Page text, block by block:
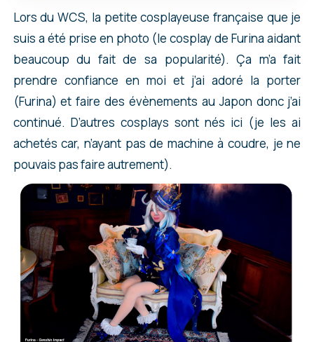
Lors du WCS, la petite cosplayeuse française que je
suis a été prise en photo (le cosplay de Furina aidant
beaucoup du fait de sa popularité). Ça m’a fait
prendre confiance en moi et j’ai adoré la porter
(Furina) et faire des évènements au Japon donc j’ai
continué. D’autres cosplays sont nés ici (je les ai
achetés car, n’ayant pas de machine à coudre, je ne
pouvais pas faire autrement).